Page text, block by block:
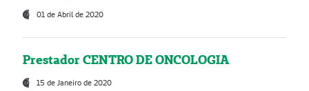
01 de Abril de 2020
Prestador CENTRO DE ONCOLOGIA
15 de Janeiro de 2020